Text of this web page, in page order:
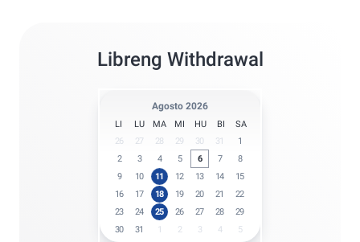
Libreng Withdrawal
Agosto 2026
LI LU MA MI HU BI
SA
26
27 28 29 30 31
1
2
3 4 5 6 7
8
9
10 11 12 13 14
15
16
17 18 19 20 21
22
23
24 25 26 27 28
29
30
31 1 2 3 4 5